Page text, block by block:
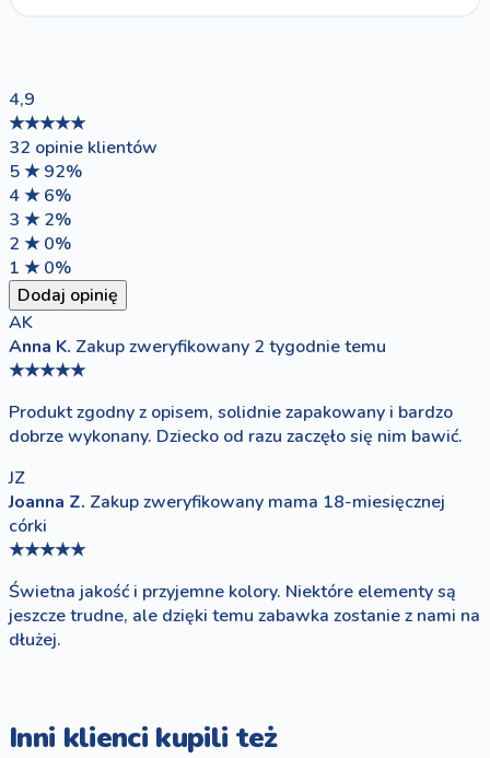
4,9
★★★★★
32 opinie klientów
5 ★ 92%
4 ★ 6%
3 ★ 2%
2 ★ 0%
1 ★ 0%
Dodaj opinię
AK
Anna K. Zakup zweryfikowany 2 tygodnie temu
★★★★★
Produkt zgodny z opisem, solidnie zapakowany i bardzo
dobrze wykonany. Dziecko od razu zaczęło się nim bawić.
JZ
Joanna Z. Zakup zweryfikowany mama 18-miesięcznej
córki
★★★★★
Świetna jakość i przyjemne kolory. Niektóre elementy są
jeszcze trudne, ale dzięki temu zabawka zostanie z nami na
dłużej.
Inni klienci kupili też